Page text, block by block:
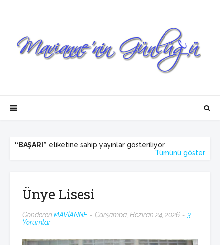
BAŞARI
etiketine sahip yayınlar gösteriliyor
Tümünü göster
Ünye Lisesi
Gönderen MAVİANNE Çarşamba, Haziran 24, 2026
3
Yorumlar